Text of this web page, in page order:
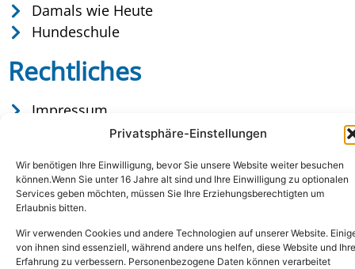
Privatsphäre-Einstellungen
Wir benötigen Ihre Einwilligung, bevor Sie unsere Website weiter besuchen
können.Wenn Sie unter 16 Jahre alt sind und Ihre Einwilligung zu optionalen
Services geben möchten, müssen Sie Ihre Erziehungsberechtigten um
Erlaubnis bitten.
Wir verwenden Cookies und andere Technologien auf unserer Website.
von ihnen sind essenziell, während andere uns helfen, diese Website und Ihre
Erfahrung zu verbessern. Personenbezogene Daten können verarbeitet
Damals wie Heute
Hundeschule
Rechtliches
Impressum
Datenschutz